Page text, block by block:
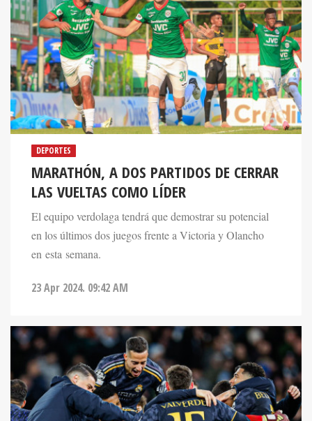
DEPORTES
MARATHÓN, A DOS PARTIDOS DE CERRAR
LAS VUELTAS COMO LÍDER
El equipo verdolaga tendrá que demostrar su potencial
en los últimos dos juegos frente a Victoria y Olancho
en esta semana.
23 Apr 2024. 09:42 AM